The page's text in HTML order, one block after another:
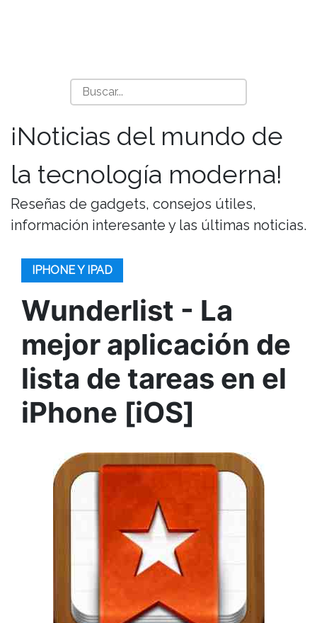
¡Noticias del mundo de
la tecnología moderna!
Reseñas de gadgets, consejos útiles,
información interesante y las últimas noticias.
IPHONE Y IPAD
Wunderlist - La
mejor aplicación de
lista de tareas en el
iPhone [iOS]